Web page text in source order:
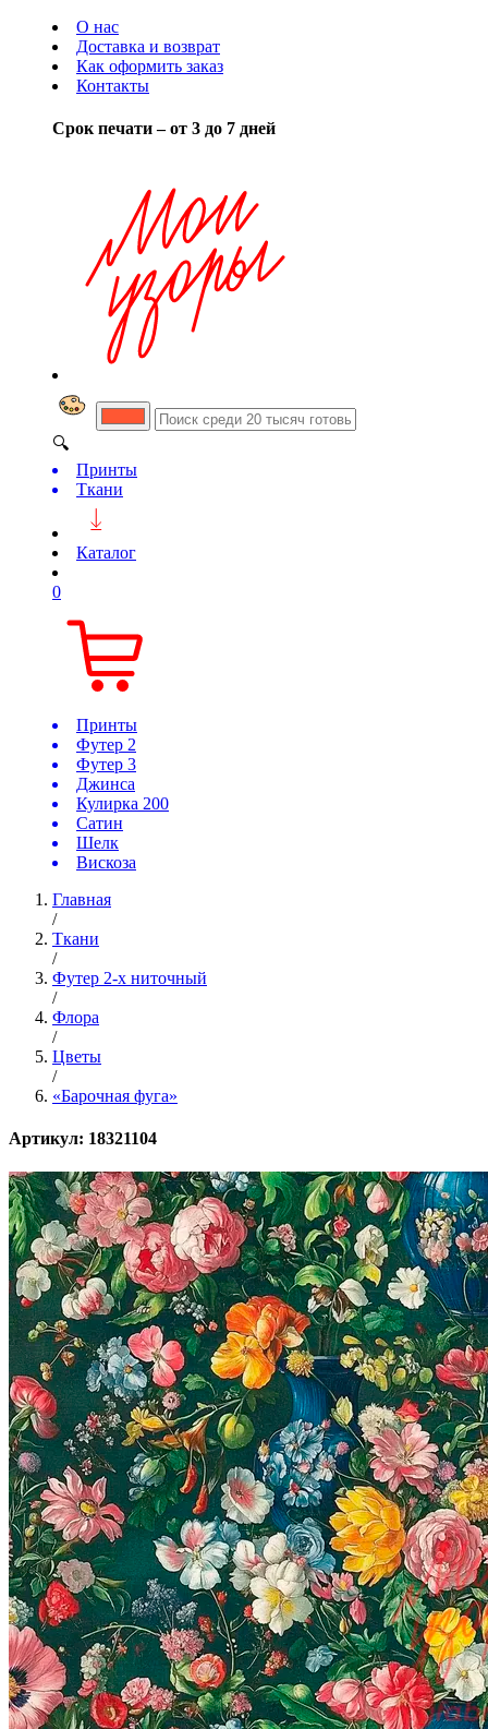
О нас
Доставка и возврат
Как оформить заказ
Контакты
Срок печати – от 3 до 7 дней
🔍
Принты
Ткани
Каталог
0
Принты
Футер 2
Футер 3
Джинса
Кулирка 200
Сатин
Шелк
Вискоза
Главная
/
Ткани
/
Футер 2-х ниточный
/
Флора
/
Цветы
/
«Барочная фуга»
Артикул: 18321104